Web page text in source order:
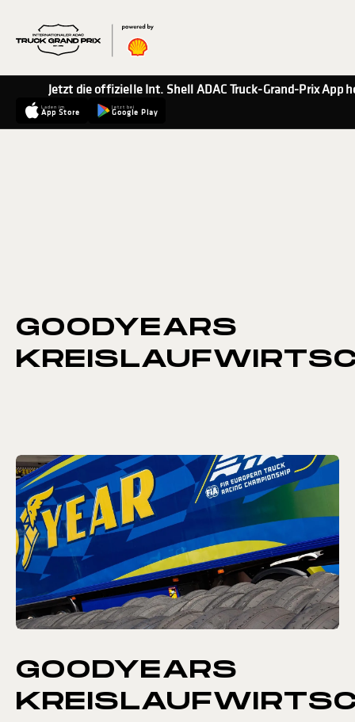
Jetzt die offizielle Int. Shell ADAC Truck-Grand-Prix App
Laden im
App Store
Jetzt bei
Google Play
GOODYEARS
GOODYEARS